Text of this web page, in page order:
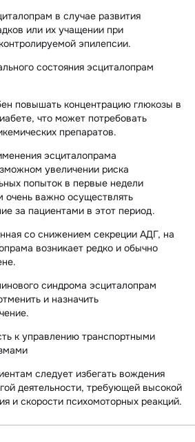
в случае развития
или их учащении при
эпилепсии.
состояния эсциталопрам
повышать концентрацию глюкозы в
что может потребовать
препаратов.
эсциталопрама
увеличении риска
попыток в первые недели
очень важно осуществлять
за пациентами в этот период.
со снижением секреции АДГ, на
возникает редко и обычно
синдрома эсциталопрам
и назначить
к управлению транспортными
следует избегать вождения
деятельности, требующей высокой
и скорости психомоторных реакций.